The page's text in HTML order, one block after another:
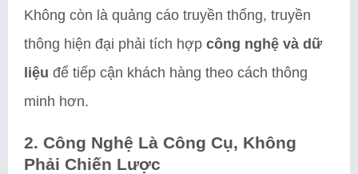
Không còn là quảng cáo truyền thống, truyền
thông hiện đại phải tích hợp công nghệ và dữ
liệu để tiếp cận khách hàng theo cách thông
minh hơn.
2. Công Nghệ Là Công Cụ, Không
Phải Chiến Lược